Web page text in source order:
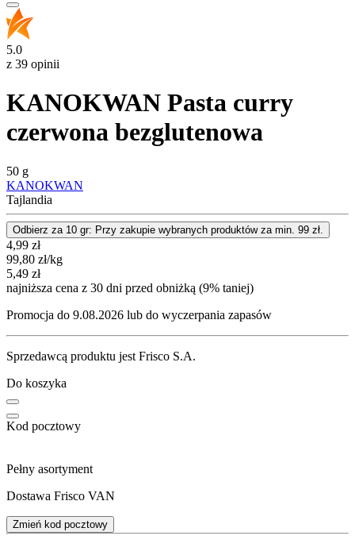
5.0
z 39 opinii
KANOKWAN Pasta curry
czerwona bezglutenowa
50 g
KANOKWAN
Tajlandia
Odbierz za 10 gr: Przy zakupie wybranych produktów za min. 99 zł.
Cena promocyjna
4,99 zł
99,80 zł/kg
5,49 zł
najniższa cena z 30 dni przed obniżką (9% taniej)
Promocja do 9.08.2026 lub do wyczerpania zapasów
Sprzedawcą produktu jest Frisco S.A.
Do koszyka
Kod pocztowy
Pełny asortyment
Dostawa Frisco VAN
Zmień kod pocztowy